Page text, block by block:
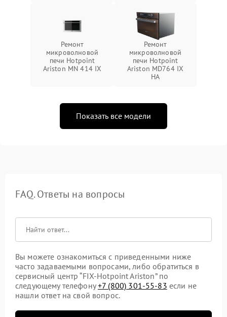
Ремонт
микроволновой
печи Hotpoint
Ariston MN 414 IX
Ремонт
микроволновой
печи Hotpoint
Ariston MD764 IX
HA
Показать все модели
FAQ. Ответы на вопросы
Вы можете ознакомиться с приведенными ниже
часто задаваемыми вопросами, либо обратиться в
сервисный центр “FIX-Hotpoint Ariston” по
следующему телефону+7 (800) 301-55-83 если не
нашли ответ на свой вопрос.